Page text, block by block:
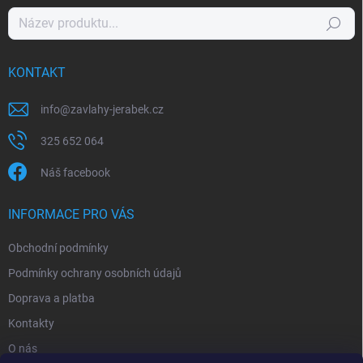
Hledat
KONTAKT
info@zavlahy-jerabek.cz
325 652 064
Náš facebook
INFORMACE PRO VÁS
Obchodní podmínky
Podmínky ochrany osobních údajů
Doprava a platba
Kontakty
O nás